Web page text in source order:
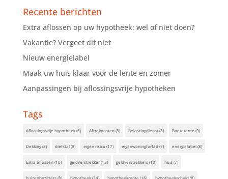
Recente berichten
Extra aflossen op uw hypotheek: wel of niet doen?
Vakantie? Vergeet dit niet
Nieuw energielabel
Maak uw huis klaar voor de lente en zomer
Aanpassingen bij aflossingsvrije hypotheken
Tags
Aflossingsvrije hypotheek(6) Aftrekposten(8) Belastingdienst(8) Boeterente (9)
Dekking(8) diefstal(9) eigen risico(17) eigenwoningforfait(7) energielabel(8)
Extra aflossen(10) geldverstrekker(13) geldverstrekkers(10) huis(7)
huizenbezitters(8) hypotheek(34) hypotheekrente (16) hypotheekschuld(8)